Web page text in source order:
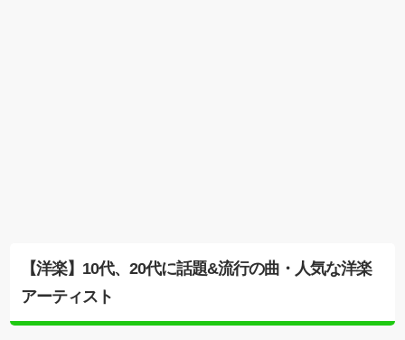
【洋楽】10代、20代に話題&流行の曲・人気な洋楽
アーティスト